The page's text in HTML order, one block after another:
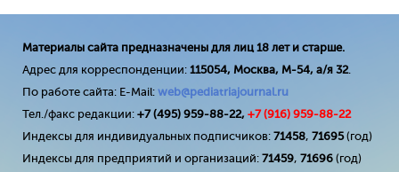
Материалы сайта предназначены для лиц 18 лет и старше.
Адрес для корреспонденции: 115054, Москва, М-54, а/я 32.
По работе сайта: E-Mail: web@pediatriajournal.ru
Тел./факс редакции: +7 (495) 959-88-22, +7 (916) 959-88-22
Индексы для индивидуальных подписчиков: 71458, 71695(год)
Индексы для предприятий и организаций: 71459, 71696 (год)